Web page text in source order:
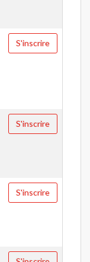
S'inscrire
S'inscrire
S'inscrire